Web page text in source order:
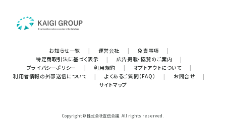
お知らせ一覧 | 運営会社 | 免責事項
|
特定商取引法に基づく表示
| 広告掲載・協賛のご案内
|
プライバシーポリシー
| 利用規約 | オプトアウトについて
|
利用者情報の外部送信について
| よくあるご質問（FAQ） | お問合せ
|
サイトマップ
Copyright © 株式会社宣伝会議. All rights reserved.